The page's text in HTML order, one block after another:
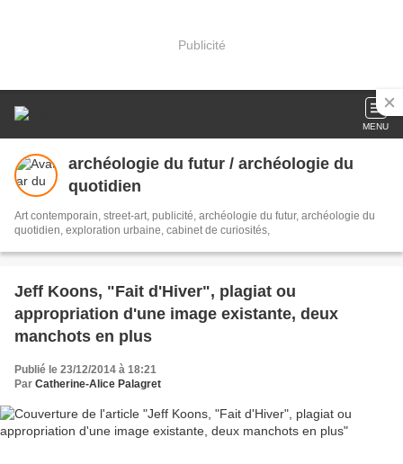
Publicité
MENU
archéologie du futur / archéologie du
quotidien
Art contemporain, street-art, publicité, archéologie du futur, archéologie du
quotidien, exploration urbaine, cabinet de curiosités,
Jeff Koons, "Fait d'Hiver", plagiat ou
appropriation d'une image existante, deux
manchots en plus
Publié le 23/12/2014 à 18:21
Par Catherine-Alice Palagret